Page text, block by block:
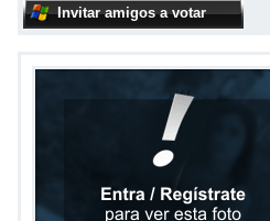
Invitar amigos a votar